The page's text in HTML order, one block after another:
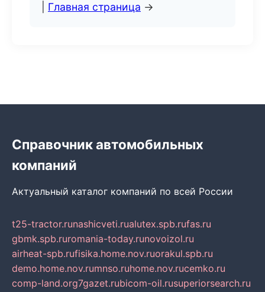
Главная страница →
Справочник автомобильных
компаний
Актуальный каталог компаний по всей России
t25-tractor.runashicveti.rualutex.spb.rufas.ru
gbmk.spb.ruromania-today.runovoizol.ru
airheat-spb.rufisika.home.nov.ruorakul.spb.ru
demo.home.nov.rumnso.ruhome.nov.rucemko.ru
comp-land.org7gazet.rubicom-oil.rusuperiorsearch.ru